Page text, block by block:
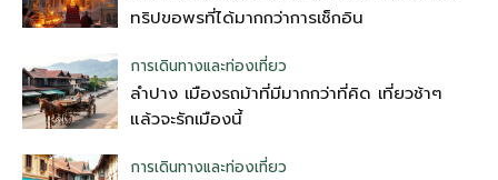
ทริปขอพรที่ได้มากกว่าการเช็กอิน
การเดินทางและท่องเที่ยว
ลำปาง เมืองรถม้าที่มีมากกว่าที่คิด เที่ยวช้าๆ
แล้วจะรักเมืองนี้
การเดินทางและท่องเที่ยว